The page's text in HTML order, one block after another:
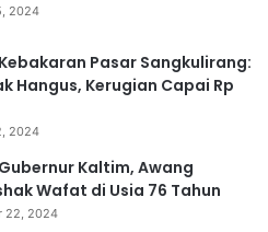
2024
Pasar Sangkulirang:
Hangus, Kerugian Capai Rp
2024
Kaltim, Awang
Wafat di Usia 76 Tahun
22, 2024